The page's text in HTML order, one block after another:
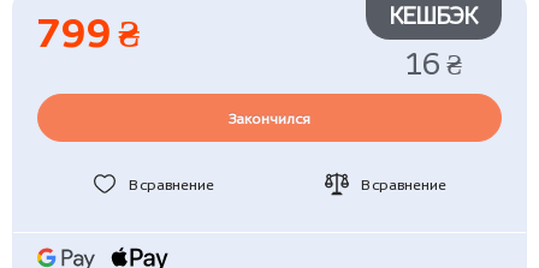
799 ₴ КЕШБЭК
16 ₴
Закончился
В сравнение В сравнение